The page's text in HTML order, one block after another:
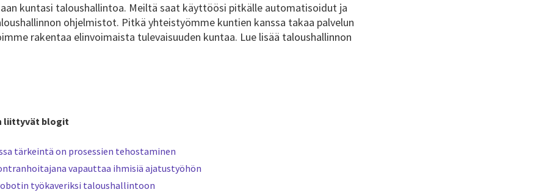
kuntasi taloushallintoa. Meiltä saat käyttöösi pitkälle automatisoidut ja
ohjelmistot. Pitkä yhteistyömme kuntien kanssa takaa palvelun
rakentaa elinvoimaista tulevaisuuden kuntaa. Lue lisää taloushallinnon
liittyvät blogit
tärkeintä on prosessien tehostaminen
vapauttaa ihmisiä ajatustyöhön
työkaveriksi taloushallintoon